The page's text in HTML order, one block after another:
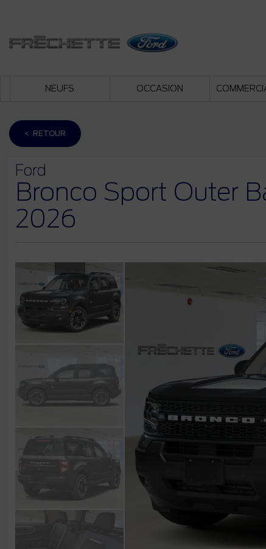
NEUFS OCCASION
< RETOUR
Ford
Bronco Sport Outer
2026